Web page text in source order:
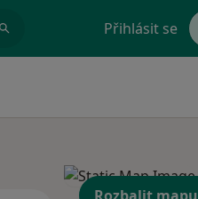
Přihlásit se